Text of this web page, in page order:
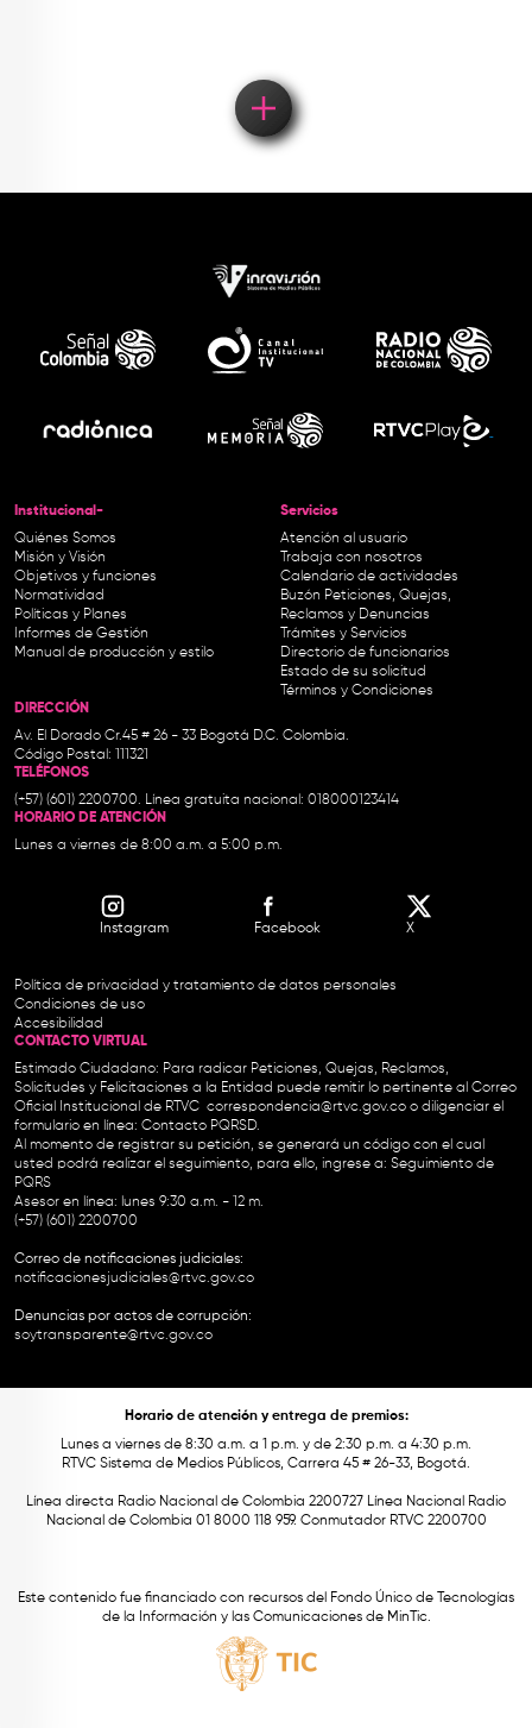
Institucional-
Quiénes Somos
Misión y Visión
Objetivos y funciones
Normatividad
Políticas y Planes
Informes de Gestión
Manual de producción y estilo
Servicios
Atención al usuario
Trabaja con nosotros
Calendario de actividades
Buzón Peticiones, Quejas,
Reclamos y Denuncias
Trámites y Servicios
Directorio de funcionarios
Estado de su solicitud
Términos y Condiciones
DIRECCIÓN
Av. El Dorado Cr.45 # 26 - 33 Bogotá D.C. Colombia.
Código Postal: 111321
TELÉFONOS
(+57) (601) 2200700. Línea gratuita nacional: 018000123414
HORARIO DE ATENCIÓN
Lunes a viernes de 8:00 a.m. a 5:00 p.m.
Instagram Facebook X
Política de privacidad y tratamiento de datos personales
Condiciones de uso
Accesibilidad
CONTACTO VIRTUAL
Estimado Ciudadano: Para radicar Peticiones, Quejas, Reclamos,
Solicitudes y Felicitaciones a la Entidad puede remitir lo pertinente al Correo
Oficial Institucional de RTVC correspondencia@rtvc.gov.co o diligenciar el
formulario en línea: Contacto PQRSD.
Al momento de registrar su petición, se generará un código con el cual
usted podrá realizar el seguimiento, para ello, ingrese a: Seguimiento de
PQRS
Asesor en línea: lunes 9:30 a.m. - 12 m.
(+57) (601) 2200700
Correo de notificaciones judiciales:
notificacionesjudiciales@rtvc.gov.co
Denuncias por actos de corrupción:
soytransparente@rtvc.gov.co
Horario de atención y entrega de premios:
Lunes a viernes de 8:30 a.m. a 1 p.m. y de 2:30 p.m. a 4:30 p.m.
RTVC Sistema de Medios Públicos, Carrera 45 # 26-33, Bogotá.
Línea directa Radio Nacional de Colombia 2200727 Línea Nacional Radio
Nacional de Colombia 01 8000 118 959. Conmutador RTVC 2200700
Este contenido fue financiado con recursos del Fondo Único de Tecnologías
de la Información y las Comunicaciones de MinTic.